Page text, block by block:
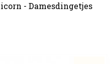
- Damesdingetjes